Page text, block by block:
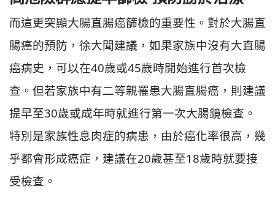
而這更突顯大腸直腸癌篩檢的重要性。對於大腸直
腸癌的預防，徐大聞建議，如果家族中沒有大直腸
癌病史，可以在40歲或45歲時開始進行首次檢
查。但若家族中有二等親罹患大腸直腸癌，則建議
提早至30歲或成年時就進行第一次大腸鏡檢查。
特別是家族性息肉症的病患，由於癌化率很高，幾
乎都會形成癌症，建議在20歲甚至18歲時就要接
受檢查。